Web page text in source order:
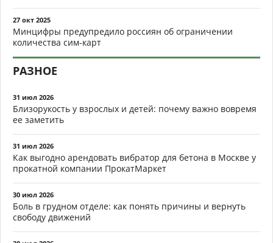
27 окт 2025
Минцифры предупредило россиян об ограничении
количества сим-карт
РАЗНОЕ
31 июл 2026
Близорукость у взрослых и детей: почему важно вовремя
ее заметить
31 июл 2026
Как выгодно арендовать вибратор для бетона в Москве у
прокатной компании ПрокатМаркет
30 июл 2026
Боль в грудном отделе: как понять причины и вернуть
свободу движений